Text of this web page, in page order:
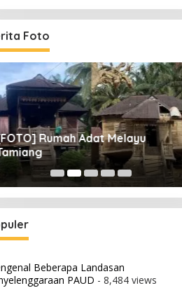
Foto
Adat Melayu
Beberapa Landasan
PAUD - 8,484 views